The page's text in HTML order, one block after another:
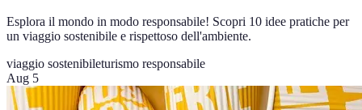
Esplora il mondo in modo responsabile! Scopri 10 idee pratiche per
un viaggio sostenibile e rispettoso dell'ambiente.
viaggio sostenibileturismo responsabile
Aug 5